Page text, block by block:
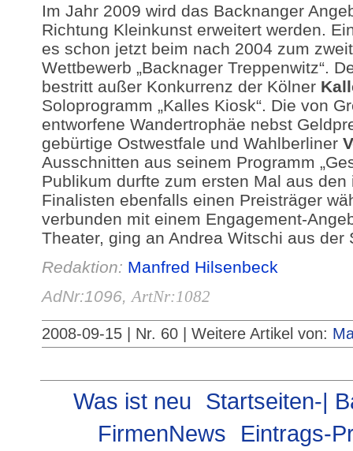
Im Jahr 2009 wird das Backnanger
Richtung Kleinkunst erweitert werden.
es schon jetzt beim nach 2004 zum
Wettbewerb „Backnager Treppenwitz“.
bestritt außer Konkurrenz der Kölner
Soloprogramm „Kalles Kiosk“. Die von
entworfene Wandertrophäe nebst
gebürtige Ostwestfale und Wahlberliner
Ausschnitten aus seinem Programm
Publikum durfte zum ersten Mal aus
Finalisten ebenfalls einen Preisträger
verbunden mit einem Engagement-
Theater, ging an Andrea Witschi aus der
Redaktion: Manfred Hilsenbeck
AdNr:1096, ArtNr:1082
2008-09-15 | Nr. 60 | Weitere Artikel von:
Was ist neu
Startseiten-|
FirmenNews
Eintrags-